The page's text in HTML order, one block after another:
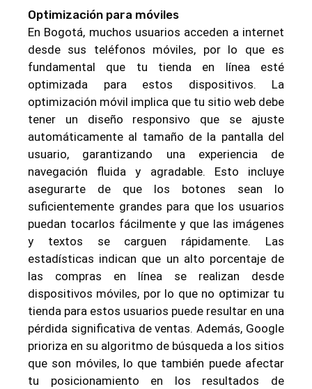
Optimización para móviles
En Bogotá, muchos usuarios acceden a internet
desde sus teléfonos móviles, por lo que es
fundamental que tu tienda en línea esté
optimizada para estos dispositivos. La
optimización móvil implica que tu sitio web debe
tener un diseño responsivo que se ajuste
automáticamente al tamaño de la pantalla del
usuario, garantizando una experiencia de
navegación fluida y agradable. Esto incluye
asegurarte de que los botones sean lo
suficientemente grandes para que los usuarios
puedan tocarlos fácilmente y que las imágenes
y textos se carguen rápidamente. Las
estadísticas indican que un alto porcentaje de
las compras en línea se realizan desde
dispositivos móviles, por lo que no optimizar tu
tienda para estos usuarios puede resultar en una
pérdida significativa de ventas. Además, Google
prioriza en su algoritmo de búsqueda a los sitios
que son móviles, lo que también puede afectar
tu posicionamiento en los resultados de